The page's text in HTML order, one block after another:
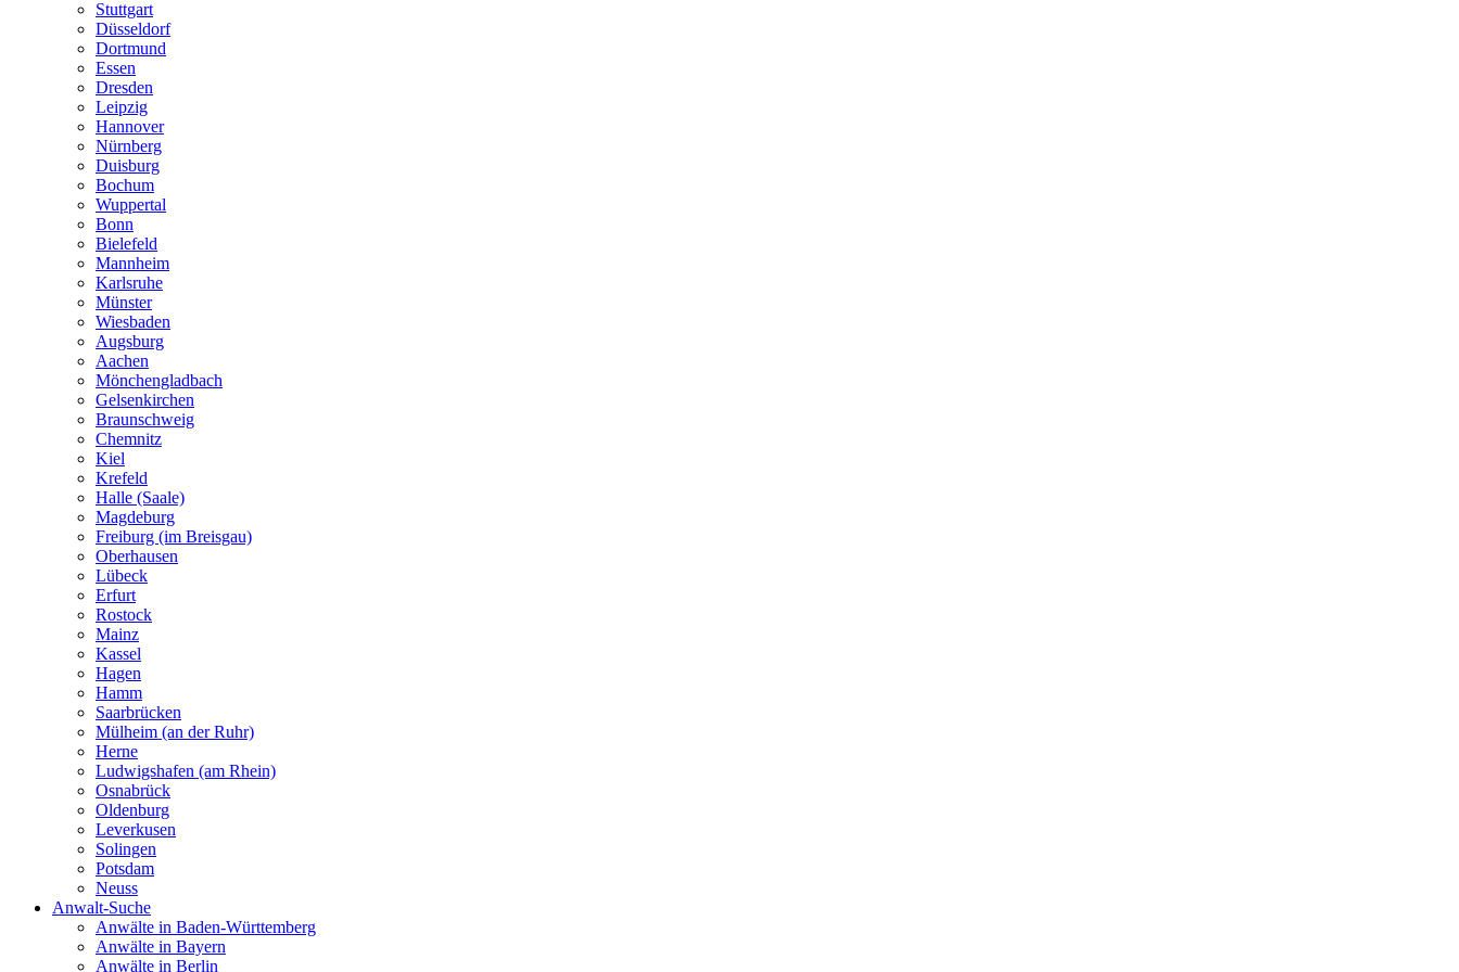
Stuttgart
Düsseldorf
Dortmund
Essen
Dresden
Leipzig
Hannover
Nürnberg
Duisburg
Bochum
Wuppertal
Bonn
Bielefeld
Mannheim
Karlsruhe
Münster
Wiesbaden
Augsburg
Aachen
Mönchengladbach
Gelsenkirchen
Braunschweig
Chemnitz
Kiel
Krefeld
Halle (Saale)
Magdeburg
Freiburg (im Breisgau)
Oberhausen
Lübeck
Erfurt
Rostock
Mainz
Kassel
Hagen
Hamm
Saarbrücken
Mülheim (an der Ruhr)
Herne
Ludwigshafen (am Rhein)
Osnabrück
Oldenburg
Leverkusen
Solingen
Potsdam
Neuss
Anwalt-Suche
Anwälte in Baden-Württemberg
Anwälte in Bayern
Anwälte in Berlin